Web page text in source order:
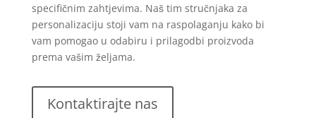
specifičnim zahtjevima. Naš tim stručnjaka za
personalizaciju stoji vam na raspolaganju kako bi
vam pomogao u odabiru i prilagodbi proizvoda
prema vašim željama.
Kontaktirajte nas